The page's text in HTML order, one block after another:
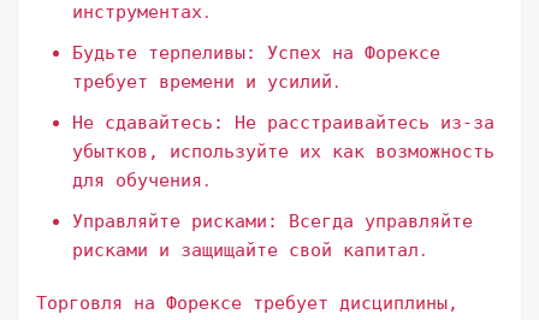
инструментах․
Будьте терпеливы: Успех на Форексе
требует времени и усилий․
Не сдавайтесь: Не расстраивайтесь из-за
убытков, используйте их как возможность
для обучения․
Управляйте рисками: Всегда управляйте
рисками и защищайте свой капитал․
Торговля на Форексе требует дисциплины,